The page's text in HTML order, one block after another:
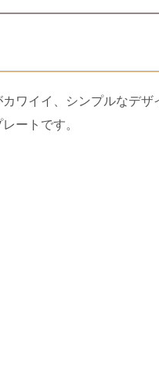
ワイイ、シンプルなデ
ートです。